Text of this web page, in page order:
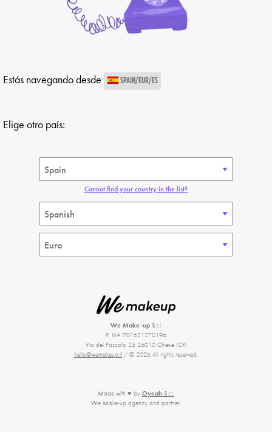
Estás navegando desde SPAIN/EUR/ES
Elige otro país:
Cannot find your country in the list?
We Make-upS.r.l.
P. IVA IT01621270196
Via del Pascolo 25 26010 Chieve (CR)
hello@wemakeup.it / © 2026 All rights reserved.
Made with ♥ by Oyeah S.r.l.
We Make-up agency and partner.